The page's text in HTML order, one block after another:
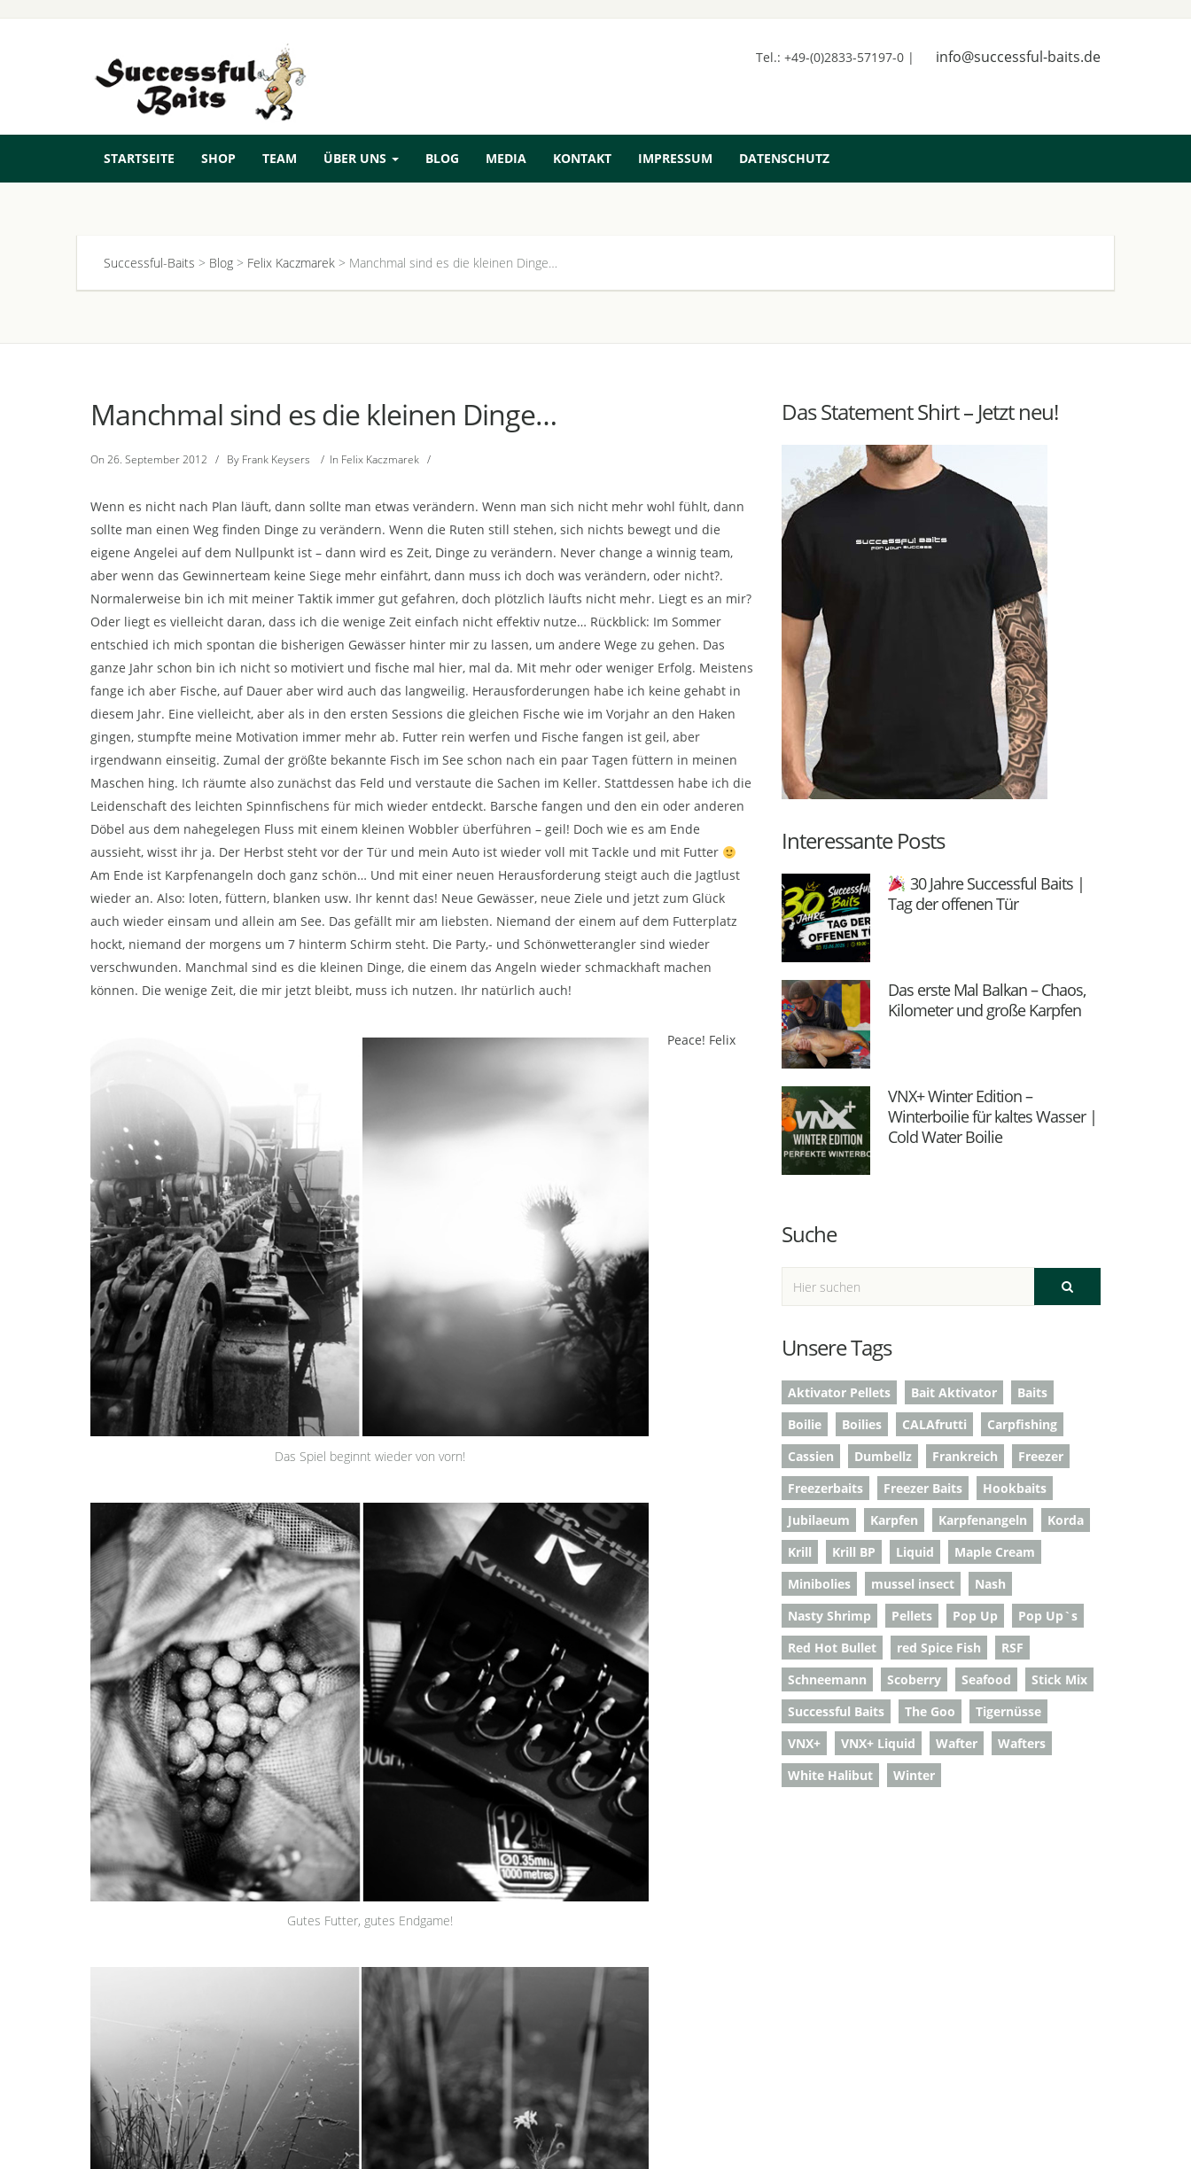
Tel.: +49-(0)2833-57197-0 | info@successful-baits.de
STARTSEITE SHOP TEAM ÜBER UNS BLOG MEDIA KONTAKT IMPRESSUM DATENSCHUTZ
Successful-Baits > Blog > Felix Kaczmarek > Manchmal sind es die kleinen Dinge…
Manchmal sind es die kleinen Dinge…
On 26. September 2012 / By Frank Keysers / In Felix Kaczmarek /
Wenn es nicht nach Plan läuft, dann sollte man etwas verändern. Wenn man sich nicht mehr wohl fühlt, dann
sollte man einen Weg finden Dinge zu verändern. Wenn die Ruten still stehen, sich nichts bewegt und die
eigene Angelei auf dem Nullpunkt ist – dann wird es Zeit, Dinge zu verändern. Never change a winnig team,
aber wenn das Gewinnerteam keine Siege mehr einfährt, dann muss ich doch was verändern, oder nicht?.
Normalerweise bin ich mit meiner Taktik immer gut gefahren, doch plötzlich läufts nicht mehr. Liegt es an mir?
Oder liegt es vielleicht daran, dass ich die wenige Zeit einfach nicht effektiv nutze… Rückblick: Im Sommer
entschied ich mich spontan die bisherigen Gewässer hinter mir zu lassen, um andere Wege zu gehen. Das
ganze Jahr schon bin ich nicht so motiviert und fische mal hier, mal da. Mit mehr oder weniger Erfolg. Meistens
fange ich aber Fische, auf Dauer aber wird auch das langweilig. Herausforderungen habe ich keine gehabt in
diesem Jahr. Eine vielleicht, aber als in den ersten Sessions die gleichen Fische wie im Vorjahr an den Haken
gingen, stumpfte meine Motivation immer mehr ab. Futter rein werfen und Fische fangen ist geil, aber
irgendwann einseitig. Zumal der größte bekannte Fisch im See schon nach ein paar Tagen füttern in meinen
Maschen hing. Ich räumte also zunächst das Feld und verstaute die Sachen im Keller. Stattdessen habe ich die
Leidenschaft des leichten Spinnfischens für mich wieder entdeckt. Barsche fangen und den ein oder anderen
Döbel aus dem nahegelegen Fluss mit einem kleinen Wobbler überführen – geil! Doch wie es am Ende
aussieht, wisst ihr ja. Der Herbst steht vor der Tür und mein Auto ist wieder voll mit Tackle und mit Futter
Am Ende ist Karpfenangeln doch ganz schön… Und mit einer neuen Herausforderung steigt auch die Jagtlust
wieder an. Also: loten, füttern, blanken usw. Ihr kennt das! Neue Gewässer, neue Ziele und jetzt zum Glück
auch wieder einsam und allein am See. Das gefällt mir am liebsten. Niemand der einem auf dem Futterplatz
hockt, niemand der morgens um 7 hinterm Schirm steht. Die Party,- und Schönwetterangler sind wieder
verschwunden. Manchmal sind es die kleinen Dinge, die einem das Angeln wieder schmackhaft machen
können. Die wenige Zeit, die mir jetzt bleibt, muss ich nutzen. Ihr natürlich auch!
Das Spiel beginnt wieder von vorn!
Gutes Futter, gutes Endgame!
Peace! Felix
Das Statement Shirt – Jetzt neu!
Interessante Posts
30 Jahre Successful Baits |
Tag der offenen Tür
Das erste Mal Balkan – Chaos,
Kilometer und große Karpfen
VNX+ Winter Edition –
Winterboilie für kaltes Wasser |
Cold Water Boilie
Suche
Unsere Tags
Aktivator Pellets Bait Aktivator
Baits
Boilie
Boilies CALAfrutti
Carpfishing
Cassien
Dumbellz Frankreich
Freezer
Freezerbaits
Freezer Baits
Hookbaits
Jubilaeum
Karpfen Karpfenangeln
Korda
Krill
Krill BP Liquid
Maple Cream
Minibolies
mussel insect
Nash
Nasty Shrimp
Pellets Pop Up
Pop Up`s
Red Hot Bullet
red Spice Fish
RSF
Schneemann
Scoberry Seafood
Stick Mix
Successful Baits
The Goo
Tigernüsse
VNX+
VNX+ Liquid Wafter
Wafters
White Halibut
Winter